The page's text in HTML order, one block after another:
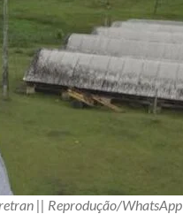
|| Reprodução/WhatsApp